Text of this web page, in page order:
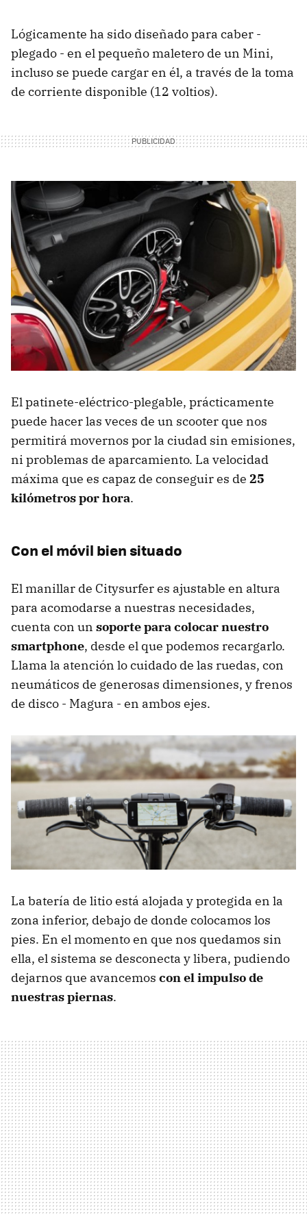
Lógicamente ha sido diseñado para caber -
plegado - en el pequeño maletero de un Mini,
incluso se puede cargar en él, a través de la toma
de corriente disponible (12 voltios).
El patinete-eléctrico-plegable, prácticamente
puede hacer las veces de un scooter que nos
permitirá movernos por la ciudad sin emisiones,
ni problemas de aparcamiento. La velocidad
máxima que es capaz de conseguir es de 25
kilómetros por hora.
Con el móvil bien situado
El manillar de Citysurfer es ajustable en altura
para acomodarse a nuestras necesidades,
cuenta con un soporte para colocar nuestro
smartphone, desde el que podemos recargarlo.
Llama la atención lo cuidado de las ruedas, con
neumáticos de generosas dimensiones, y frenos
de disco - Magura - en ambos ejes.
La batería de litio está alojada y protegida en la
zona inferior, debajo de donde colocamos los
pies. En el momento en que nos quedamos sin
ella, el sistema se desconecta y libera, pudiendo
dejarnos que avancemos con el impulso de
nuestras piernas.